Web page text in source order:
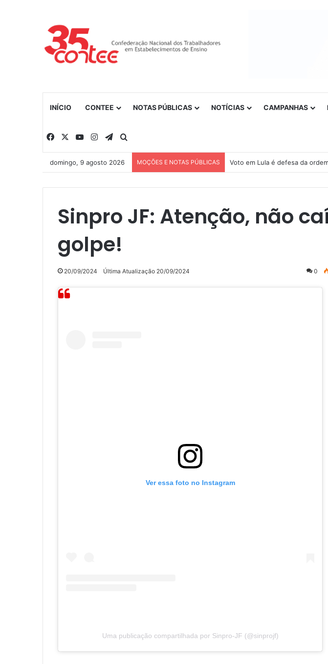
INÍCIO CONTEE NOTAS PÚBLICAS NOTÍCIAS CAMPANHAS
Facebook YouTubeInstagramTelegram
domingo, 9 agosto 2026 MOÇÕES E NOTAS PÚBLICAS Voto em Lula é defesa da
Sinpro JF: Atenção, não
golpe!
20/09/2024 Última Atualização 20/09/2024 0
Ver essa foto no Instagram
Uma publicação compartilhada por Sinpro-JF (@sinprojf)